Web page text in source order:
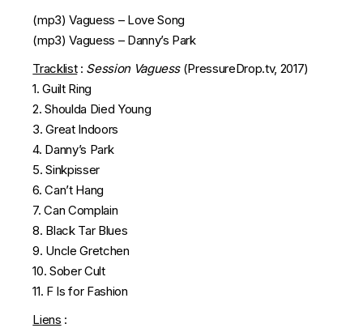
(mp3)Vaguess – Love Song
(mp3)Vaguess – Danny’s Park
Tracklist: Session Vaguess (PressureDrop.tv, 2017)
1. Guilt Ring
2. Shoulda Died Young
3. Great Indoors
4. Danny’s Park
5. Sinkpisser
6. Can’t Hang
7. Can Complain
8. Black Tar Blues
9. Uncle Gretchen
10. Sober Cult
11. F Is for Fashion
Liens :